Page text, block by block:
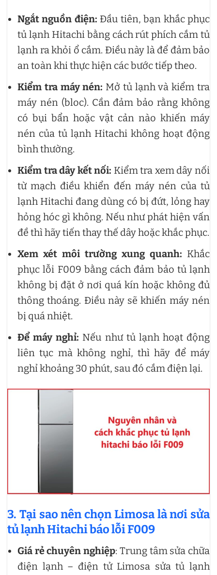
Ngắt nguồn điện: Đầu tiên, bạn khắc phục
tủ lạnh Hitachi bằng cách rút phích cắm tủ
lạnh ra khỏi ổ cắm. Điều này là để đảm bảo
an toàn khi thực hiện các bước tiếp theo.
Kiểm tra máy nén: Mở tủ lạnh và kiểm tra
máy nén (bloc). Cần đảm bảo rằng không
có bụi bẩn hoặc vật cản nào khiến máy
nén của tủ lạnh Hitachi không hoạt động
bình thường.
Kiểm tra dây kết nối: Kiểm tra xem dây nối
từ mạch điều khiển đến máy nén của tủ
lạnh Hitachi đang dùng có bị đứt, lỏng hay
hỏng hóc gì không. Nếu như phát hiện vấn
đề thì hãy tiến thay thế dây hoặc khắc phục.
Xem xét môi trường xung quanh: Khắc
phục lỗi F009 bằng cách đảm bảo tủ lạnh
không bị đặt ở nơi quá kín hoặc không đủ
thông thoáng. Điều này sẽ khiến máy nén
bị quá nhiệt.
Để máy nghỉ: Nếu như tủ lạnh hoạt động
liên tục mà không nghỉ, thì hãy để máy
nghỉ khoảng 30 phút, sau đó cắm điện lại.
3. Tại sao nên chọn Limosa là nơi sửa
tủ lạnh Hitachi báo lỗi F009
Giá rẻ chuyên nghiệp: Trung tâm sửa chữa
điện lạnh – điện tử Limosa sửa tủ lạnh